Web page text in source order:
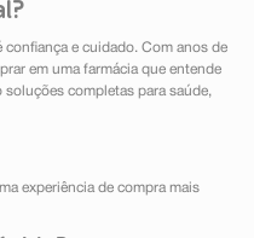
e cuidado. Com anos de
em uma farmácia que entende
soluções completas para saúde,
experiência de compra mais